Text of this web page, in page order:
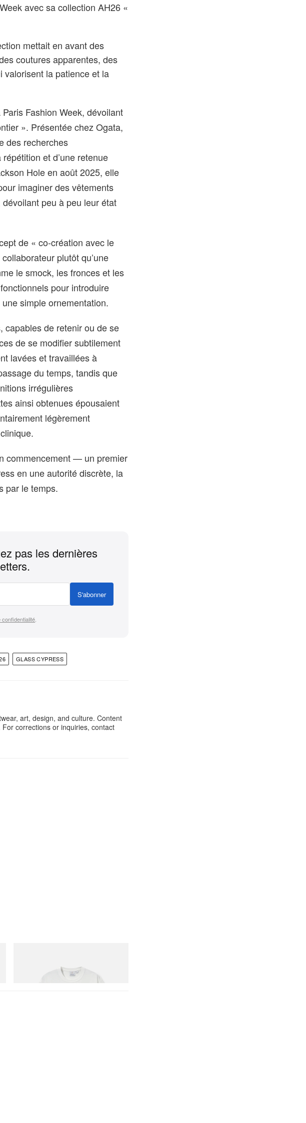
avec sa collection AH26 «
mettait en avant des
coutures apparentes, des
valorisent la patience et la
Fashion Week, dévoilant
». Présentée chez Ogata,
des recherches
et d’une retenue
Hole en août 2025, elle
imaginer des vêtements
peu à peu leur état
de « co-création avec le
plutôt qu’une
le smock, les fronces et les
pour introduire
simple ornementation.
capables de retenir ou de se
de se modifier subtilement
lavées et travaillées à
du temps, tandis que
irrégulières
ainsi obtenues épousaient
légèrement
commencement — un premier
en une autorité discrète, la
par le temps.
pas les dernières
S'abonner
confidentialité
GLASS CYPRESS
art, design, and culture. Content
corrections or inquiries, contact
Acheter maintenant